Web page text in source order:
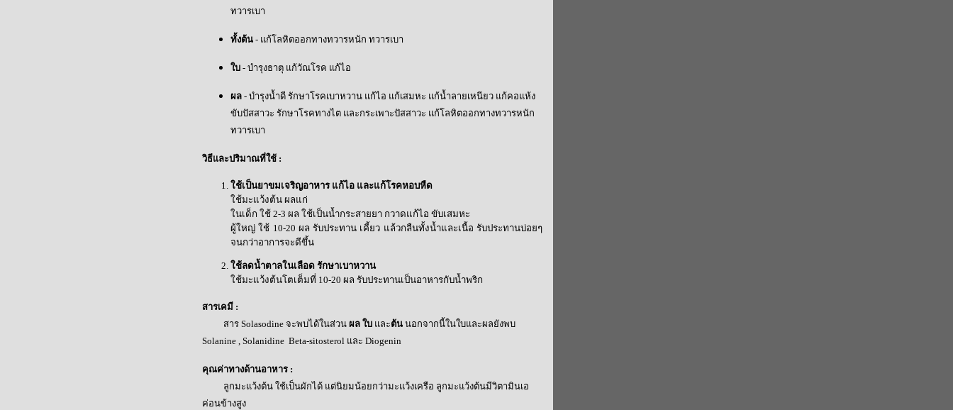
ทวารเบา
ทั้งต้น - แก้โลหิตออกทางทวารหนัก ทวารเบา
ใบ - บำรุงธาตุ แก้วัณโรค แก้ไอ
ผล - บำรุงน้ำดี รักษาโรคเบาหวาน แก้ไอ แก้เสมหะ แก้น้ำลายเหนียว แก้คอแห้ง
ขับปัสสาวะ รักษาโรคทางไต และกระเพาะปัสสาวะ แก้โลหิตออกทางทวารหนัก
ทวารเบา
วิธีและปริมาณที่ใช้ :
ใช้เป็นยาขมเจริญอาหาร แก้ไอ และแก้โรคหอบหืด
ใช้มะแว้งต้น ผลแก่
ในเด็ก ใช้ 2-3 ผล ใช้เป็นน้ำกระสายยา กวาดแก้ไอ ขับเสมหะ
ผู้ใหญ่ ใช้ 10-20 ผล รับประทาน เคี้ยว แล้วกลืนทั้งน้ำและเนื้อ รับประทานบ่อยๆ
จนกว่าอาการจะดีขึ้น
ใช้ลดน้ำตาลในเลือด รักษาเบาหวาน
ใช้มะแว้งต้นโตเต็มที่ 10-20 ผล รับประทานเป็นอาหารกับน้ำพริก
สารเคมี :
สาร Solasodine จะพบได้ในส่วน ผล ใบ และต้น นอกจากนี้ในใบและผลยังพบ
Solanine , Solanidine Beta-sitosterol และ Diogenin
คุณค่าทางด้านอาหาร :
ลูกมะแว้งต้น ใช้เป็นผักได้ แต่นิยมน้อยกว่ามะแว้งเครือ ลูกมะแว้งต้นมีวิตามินเอ
ค่อนข้างสูง